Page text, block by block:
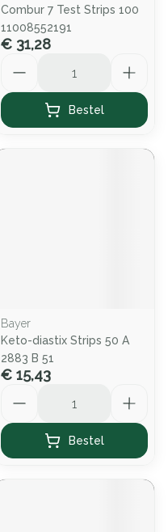
Combur 7 Test Strips 100
11008552191
€ 31,28
Bestel
Bayer
Keto-diastix Strips 50 A
2883 B 51
€ 15,43
Bestel